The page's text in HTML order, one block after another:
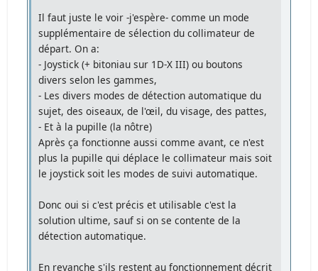
Il faut juste le voir -j'espère- comme un mode
supplémentaire de sélection du collimateur de
départ. On a:
- Joystick (+ bitoniau sur 1D-X III) ou boutons
divers selon les gammes,
- Les divers modes de détection automatique du
sujet, des oiseaux, de l'œil, du visage, des pattes,
- Et à la pupille (la nôtre)
Après ça fonctionne aussi comme avant, ce n'est
plus la pupille qui déplace le collimateur mais soit
le joystick soit les modes de suivi automatique.
Donc oui si c'est précis et utilisable c'est la
solution ultime, sauf si on se contente de la
détection automatique.
En revanche s'ils restent au fonctionnement décrit